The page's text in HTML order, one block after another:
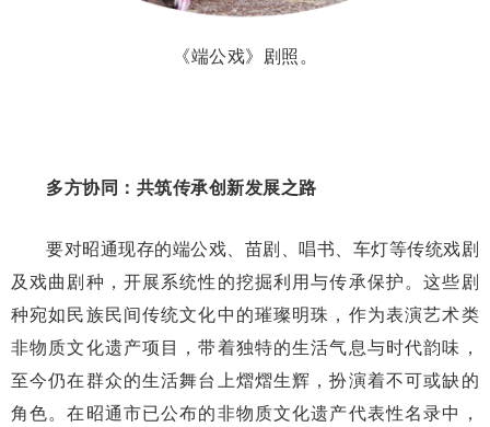
《端公戏》剧照。
多方协同：共筑传承创新发展之路
要对昭通现存的端公戏、苗剧、唱书、车灯等传统戏剧
及戏曲剧种，开展系统性的挖掘利用与传承保护。这些剧
种宛如民族民间传统文化中的璀璨明珠，作为表演艺术类
非物质文化遗产项目，带着独特的生活气息与时代韵味，
至今仍在群众的生活舞台上熠熠生辉，扮演着不可或缺的
角色。在昭通市已公布的非物质文化遗产代表性名录中，